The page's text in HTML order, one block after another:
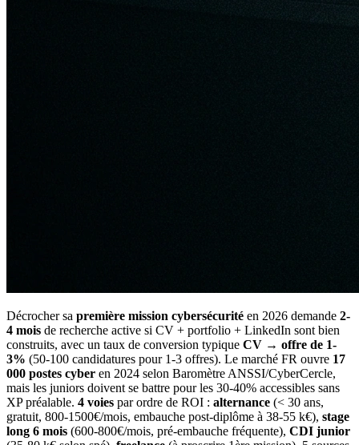
Décrocher sa première mission cybersécurité en 2026 demande 2-
4 mois de recherche active si CV + portfolio + LinkedIn sont bien
construits, avec un taux de conversion typique CV → offre de 1-
3% (50-100 candidatures pour 1-3 offres). Le marché FR ouvre 17
000 postes cyber en 2024 selon Baromètre ANSSI/CyberCercle,
mais les juniors doivent se battre pour les 30-40% accessibles sans
XP préalable. 4 voies par ordre de ROI : alternance (< 30 ans,
gratuit, 800-1500€/mois, embauche post-diplôme à 38-55 k€), stage
long 6 mois (600-800€/mois, pré-embauche fréquente), CDI junior